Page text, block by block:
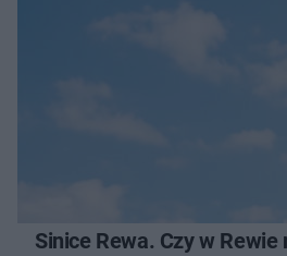
Sinice Rewa. Czy w